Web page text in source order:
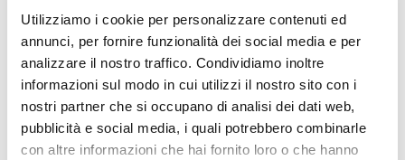
Utilizziamo i cookie per personalizzare contenuti ed
annunci, per fornire funzionalità dei social media e per
analizzare il nostro traffico. Condividiamo inoltre
informazioni sul modo in cui utilizzi il nostro sito con i
nostri partner che si occupano di analisi dei dati web,
pubblicità e social media, i quali potrebbero combinarle
con altre informazioni che hai fornito loro o che hanno
Infinito 2.0
FIOR DI BOSCO
Infinito 2.0
CREAM DIAMONDS